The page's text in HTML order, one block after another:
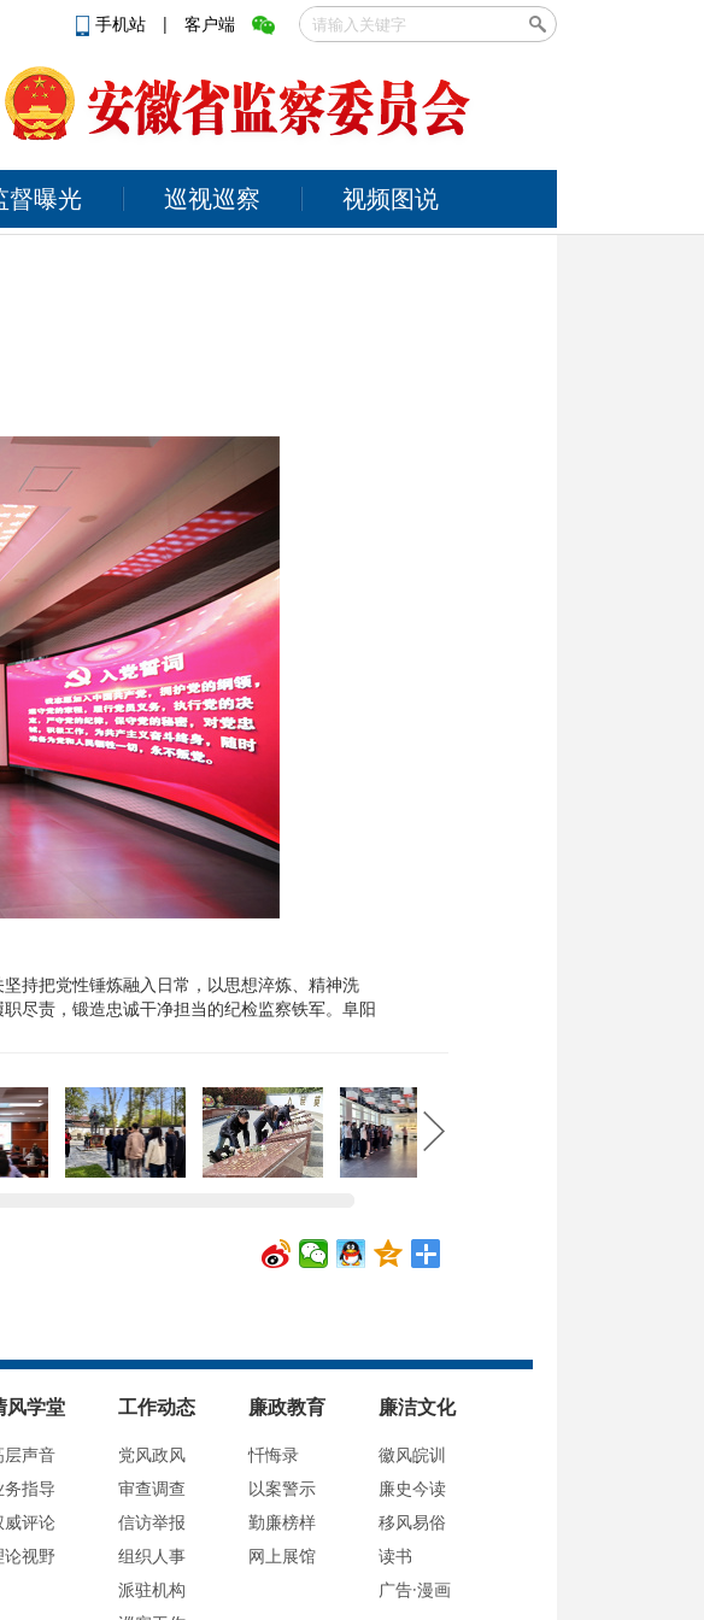
手机站 | 客户端
督曝光 巡视巡察 视频图说
持把党性锤炼融入日常，以思想淬炼、精神洗
尽责，锻造忠诚干净担当的纪检监察铁军。阜阳
风学堂
层声音
务指导
威评论
论视野
工作动态
党风政风
审查调查
信访举报
组织人事
派驻机构
廉政教育
忏悔录
以案警示
勤廉榜样
网上展馆
廉洁文化
徽风皖训
廉史今读
移风易俗
读书
广告·漫画